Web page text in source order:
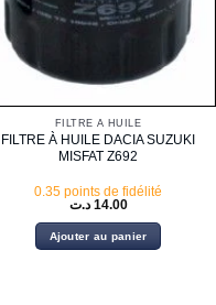
FILTRE À HUILE
FILTRE À HUILE DACIA SUZUKI
MISFAT Z692
0.35 points de fidélité
14.00 د.ت
Ajouter au panier